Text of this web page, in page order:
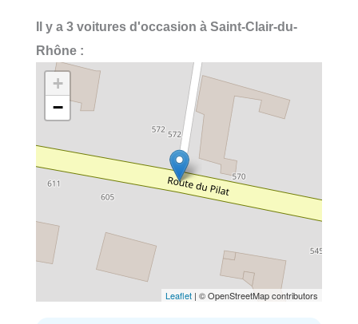
Il y a 3 voitures d'occasion à Saint-Clair-du-
Rhône :
+
−
Leaflet | © OpenStreetMap contributors